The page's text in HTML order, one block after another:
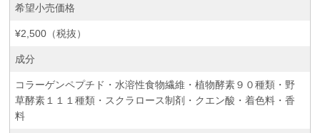
希望小売価格
¥2,500（税抜）
成分
コラーゲンペプチド・水溶性食物繊維・植物酵素９０種類・野
草酵素１１１種類・スクラロース制剤・クエン酸・着色料・香
料